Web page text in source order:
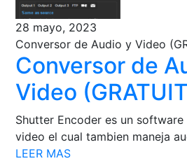
28 mayo, 2023
Conversor de Audio y Video
Conversor de
Video
Shutter Encoder es un
video el cual tambien maneja
LEER MAS